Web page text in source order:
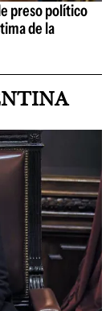
preso político
de la